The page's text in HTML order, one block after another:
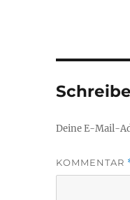
Deine E-Mail-
KOMMENTAR